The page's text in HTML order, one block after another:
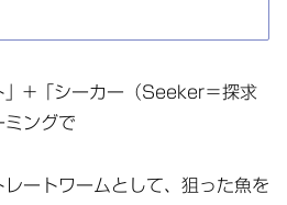
」+「シーカー（Seeker＝探求
ミングで
ートワームとして、狙った魚を